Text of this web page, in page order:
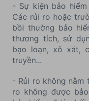
- Sự kiện bảo
Các rủi ro hoặc
bồi thường bảo
thương tích, sử
bạo loạn, xô xát,
truyền...
- Rủi ro không nằm
ro không được